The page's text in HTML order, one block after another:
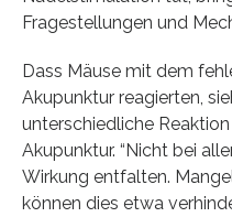
Fragestellungen und
Dass Mäuse mit dem
Akupunktur reagierten,
unterschiedliche
Akupunktur. “Nicht bei
Wirkung entfalten.
können dies etwa